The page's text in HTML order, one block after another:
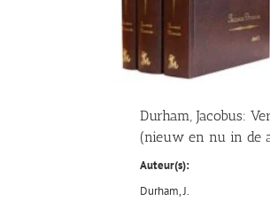
Durham, Jacobus:
(nieuw en nu in de
Auteur(s):
Durham, J.